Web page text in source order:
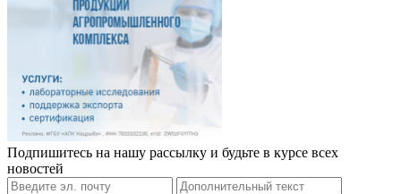
Подпишитесь на нашу рассылку и будьте в курсе всех
новостей